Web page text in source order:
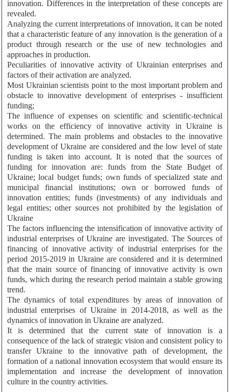
innovation. Differences in the interpretation of these concepts are
revealed.
Analyzing the current interpretations of innovation, it can be noted
that a characteristic feature of any innovation is the generation of a
product through research or the use of new technologies and
approaches in production.
Peculiarities of innovative activity of Ukrainian enterprises and
factors of their activation are analyzed.
Most Ukrainian scientists point to the most important problem and
obstacle to innovative development of enterprises - insufficient
funding;
The influence of expenses on scientific and scientific-technical
works on the efficiency of innovative activity in Ukraine is
determined. The main problems and obstacles to the innovative
development of Ukraine are considered and the low level of state
funding is taken into account. It is noted that the sources of
funding for innovation are: funds from the State Budget of
Ukraine; local budget funds; own funds of specialized state and
municipal financial institutions; own or borrowed funds of
innovation entities; funds (investments) of any individuals and
legal entities; other sources not prohibited by the legislation of
Ukraine
The factors influencing the intensification of innovative activity of
industrial enterprises of Ukraine are investigated. The Sources of
financing of innovative activity of industrial enterprises for the
period 2015-2019 in Ukraine are considered and it is determined
that the main source of financing of innovative activity is own
funds, which during the research period maintain a stable growing
trend.
The dynamics of total expenditures by areas of innovation of
industrial enterprises of Ukraine in 2014-2018, as well as the
dynamics of innovation in Ukraine are analyzed.
It is determined that the current state of innovation is a
consequence of the lack of strategic vision and consistent policy to
transfer Ukraine to the innovative path of development, the
formation of a national innovation ecosystem that would ensure its
implementation and increase the development of innovation
culture in the country activities.